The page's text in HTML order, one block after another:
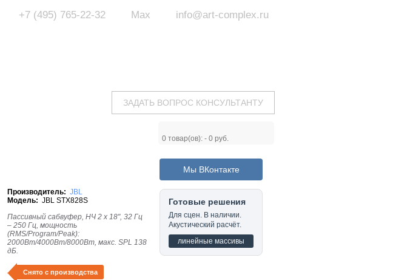
info@art-complex.ru
Max
+7 (495) 765-22-32
ЗАДАТЬ ВОПРОС КОНСУЛЬТАНТУ
0 товар(ов): - 0 руб.
Производитель: JBL
Модель: JBL STX828S
Пассивный сабвуфер, НЧ 2 x 18", 32 Гц
– 250 Гц, мощность
(RMS/Program/Peak):
2000Вт/4000Вт/8000Вт, макс. SPL 138
дБ.
Снято с производства
Мы ВКонтакте
Готовые решения
Для сцен. В наличии.
Акустический расчёт.
линейные массивы